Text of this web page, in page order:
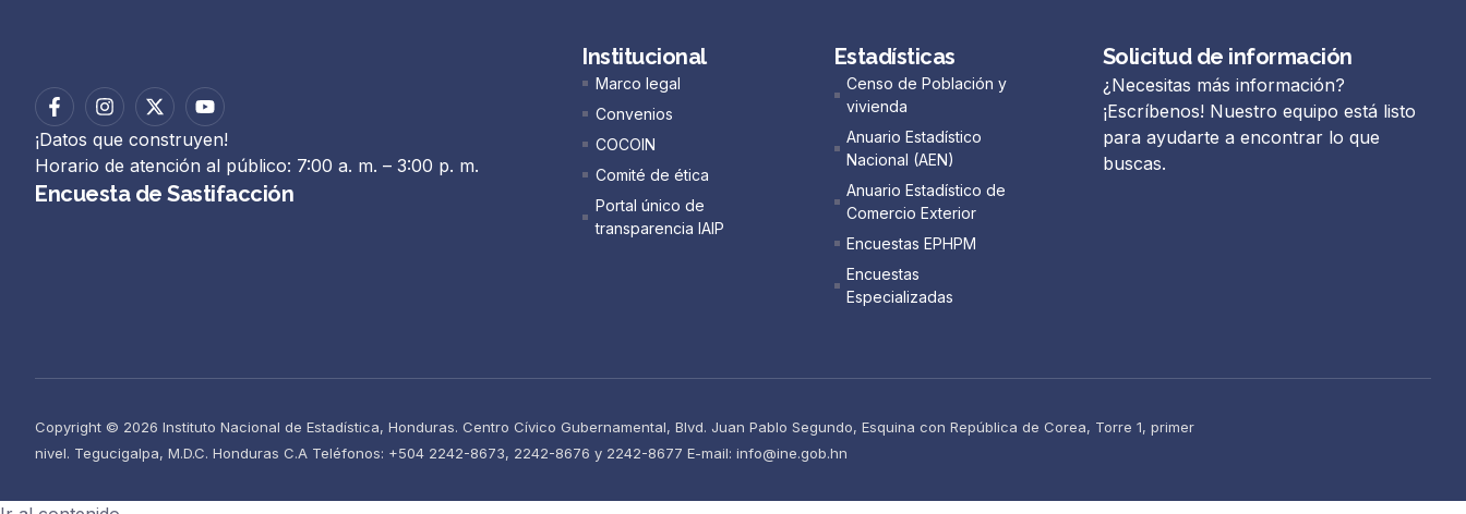
¡Datos que construyen!
Horario de atención al público: 7:00 a. m. – 3:00 p. m.
Encuesta de Sastifacción
Institucional
Marco legal
Convenios
COCOIN
Comité de ética
Portal único de
transparencia IAIP
Estadísticas
Censo de Población y
vivienda
Anuario Estadístico
Nacional (AEN)​
Anuario Estadístico de
Comercio Exterior
Encuestas EPHPM
Encuestas
Especializadas
Solicitud de información
¿Necesitas más información?
¡Escríbenos! Nuestro equipo está listo
para ayudarte a encontrar lo que
buscas.
Copyright © 2026 Instituto Nacional de Estadística, Honduras. Centro Cívico Gubernamental, Blvd. Juan Pablo Segundo, Esquina con República de Corea, Torre 1, primer
nivel. Tegucigalpa, M.D.C. Honduras C.A Teléfonos: +504 2242-8673, 2242-8676 y 2242-8677 E-mail: info@ine.gob.hn